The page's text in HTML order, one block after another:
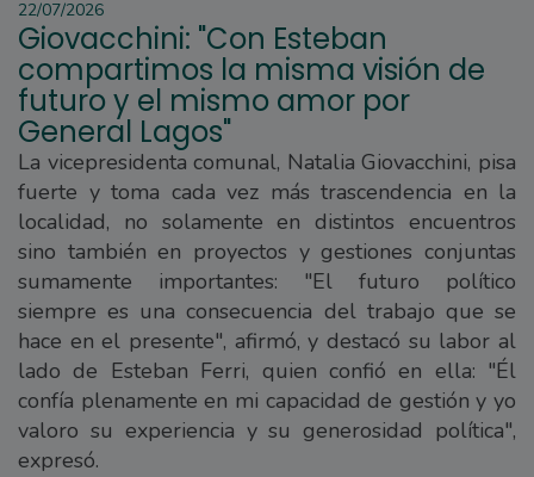
22/07/2026
Giovacchini: "Con Esteban
compartimos la misma visión de
futuro y el mismo amor por
General Lagos"
La vicepresidenta comunal, Natalia Giovacchini, pisa
fuerte y toma cada vez más trascendencia en la
localidad, no solamente en distintos encuentros
sino también en proyectos y gestiones conjuntas
sumamente importantes: "El futuro político
siempre es una consecuencia del trabajo que se
hace en el presente", afirmó, y destacó su labor al
lado de Esteban Ferri, quien confió en ella: "Él
confía plenamente en mi capacidad de gestión y yo
valoro su experiencia y su generosidad política",
expresó.